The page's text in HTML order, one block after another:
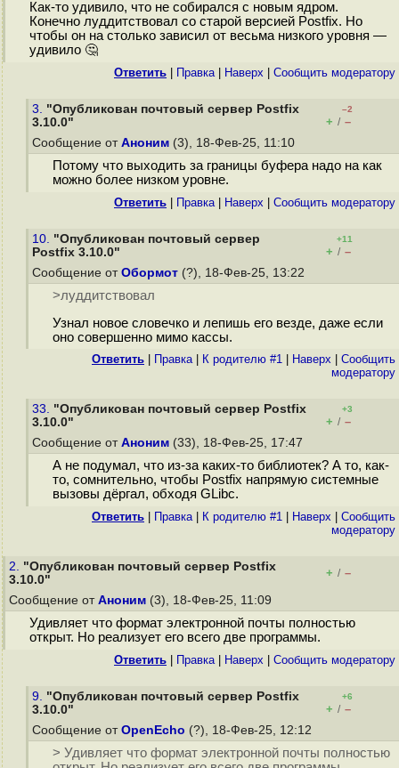
Как-то удивило, что не собирался с новым ядром.
Конечно луддитствовал со старой версией Postfix. Но
чтобы он на столько зависил от весьма низкого уровня —
удивило 🤔
Ответить Правка| Наверх Cообщить модератору
3. "Опубликован почтовый сервер Postfix
3.10.0"
–2
+ / –
Сообщение от Аноним (3), 18-Фев-25, 11:10
Потому что выходить за границы буфера надо на как
можно более низком уровне.
Ответить Правка| Наверх Cообщить модератору
10. "Опубликован почтовый сервер
Postfix 3.10.0"
+11
+ / –
Сообщение от Обормот (?), 18-Фев-25, 13:22
>луддитствовал
Узнал новое словечко и лепишь его везде, даже если
оно совершенно мимо кассы.
Ответить Правка| К родителю #1 Наверх
Cообщить
модератору
33. "Опубликован почтовый сервер Postfix
3.10.0"
+3
+ / –
Сообщение от Аноним (33), 18-Фев-25, 17:47
А не подумал, что из-за каких-то библиотек? А то, как-
то, сомнительно, чтобы Postfix напрямую системные
вызовы дёргал, обходя GLibc.
Ответить Правка| К родителю #1 Наверх
Cообщить
модератору
2. "Опубликован почтовый сервер Postfix
3.10.0"
+ / –
Сообщение от Аноним (3), 18-Фев-25, 11:09
Удивляет что формат электронной почты полностью
открыт. Но реализует его всего две программы.
Ответить Правка| Наверх Cообщить модератору
9. "Опубликован почтовый сервер Postfix
3.10.0"
+6
+ / –
Сообщение от OpenEcho (?), 18-Фев-25, 12:12
> Удивляет что формат электронной почты полностью